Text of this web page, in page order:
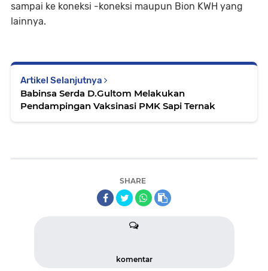
sampai ke koneksi -koneksi maupun Bion KWH yang
lainnya.
Artikel Selanjutnya
Babinsa Serda D.Gultom Melakukan
Pendampingan Vaksinasi PMK Sapi Ternak
SHARE
komentar